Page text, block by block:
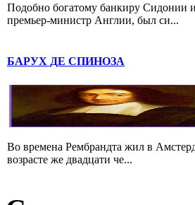
Подобно богатому банкиру Сидонии
премьер-министр Англии, был си...
БАРУХ ДЕ СПИНОЗА
Во времена Рембрандта жил в
возрасте же двадцати че...